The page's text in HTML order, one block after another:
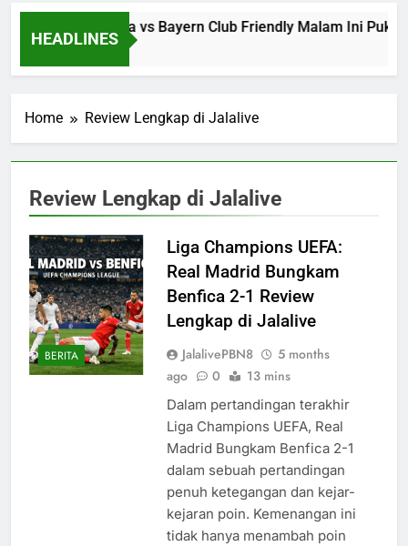
HEADLINES
Jalalive Aston Villa vs Bayern Club Friendly Malam Ini
58 Seconds Ago
Home Review Lengkap di Jalalive
Review Lengkap di Jalalive
BERITA
Liga Champions UEFA:
Real Madrid Bungkam
Benfica 2-1 Review
Lengkap di Jalalive
JalalivePBN8
5 months
ago
0 13 mins
Dalam pertandingan terakhir
Liga Champions UEFA, Real
Madrid Bungkam Benfica 2-1
dalam sebuah pertandingan
penuh ketegangan dan kejar-
kejaran poin. Kemenangan ini
tidak hanya menambah poin